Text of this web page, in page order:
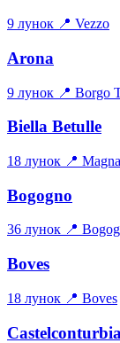
9 лунок 📍 Vezzo
Arona
9 лунок 📍 Borgo
Biella Betulle
18 лунок 📍
Bogogno
36 лунок 📍
Boves
18 лунок 📍 Boves
Castelconturbia